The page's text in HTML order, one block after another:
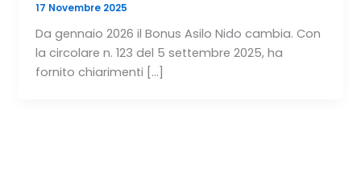
17 Novembre 2025
Da gennaio 2026 il Bonus Asilo Nido cambia. Con
la circolare n. 123 del 5 settembre 2025, ha
fornito chiarimenti […]